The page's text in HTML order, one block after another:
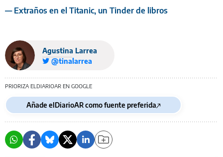
— Extraños en el Titanic, un Tinder de libros
Agustina Larrea
@tinalarrea
PRIORIZA ELDIARIOAR EN GOOGLE
Añade elDiarioAR como fuente preferida